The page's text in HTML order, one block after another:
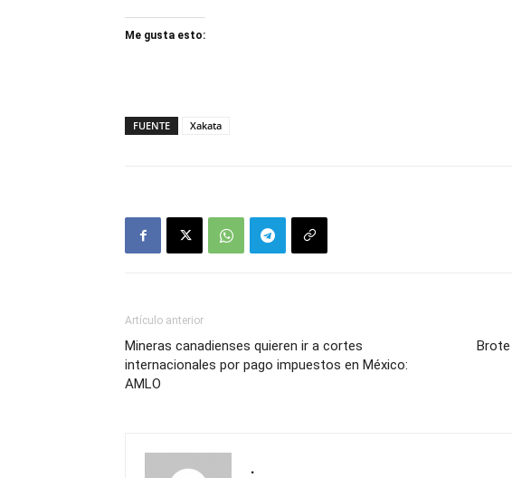
Me gusta esto:
FUENTE Xakata
Artículo anterior
Mineras canadienses quieren ir a cortes
internacionales por pago impuestos en México:
AMLO
.